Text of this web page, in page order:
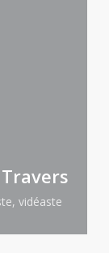
vidéaste